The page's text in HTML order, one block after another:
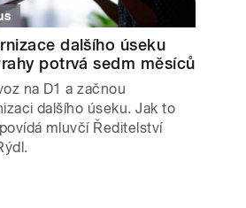
dalšího úseku
potrvá sedm měsíců
na D1 a začnou
dalšího úseku. Jak to
mluvčí Ředitelství